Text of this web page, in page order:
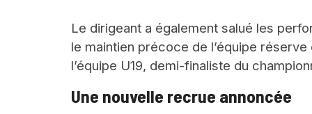
Le dirigeant a également salué les
le maintien précoce de l’équipe
l’équipe U19, demi-finaliste du
Une nouvelle recrue annoncée